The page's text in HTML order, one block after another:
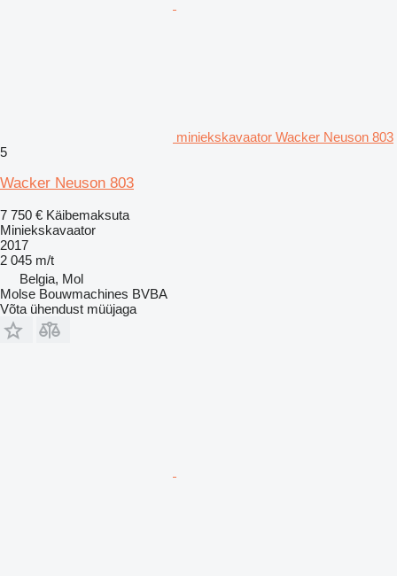
miniekskavaator Wacker Neuson 803
5
Wacker Neuson 803
7 750 € Käibemaksuta
Miniekskavaator
2017
2 045 m/t
Belgia, Mol
Molse Bouwmachines BVBA
Võta ühendust müüjaga